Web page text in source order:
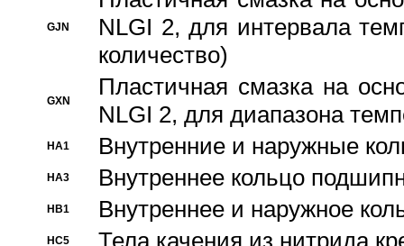
GJN
NLGI 2, для интервала
количество)
GXN
Пластичная смазка на
NLGI 2, для диапазона
HA1 Внутренние и наружные
HA3 Bнутреннее кольцо
HB1 Bнутреннее и наружное
HC5 Тела качения из нитрида